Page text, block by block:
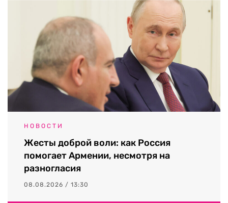
НОВОСТИ
Жесты доброй воли: как Россия
помогает Армении, несмотря на
разногласия
08.08.2026 / 13:30